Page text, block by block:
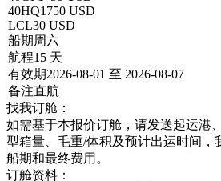
40HQ1750 USD
LCL30 USD
船期 周六
航程15 天
有效期2026-08-01 至 2026-08-07
备注直航
找我订舱：
如需基于本报价订舱，请发送起运港
型箱量、毛重/体积及预计出运时间，
船期和最终费用。
订舱资料：